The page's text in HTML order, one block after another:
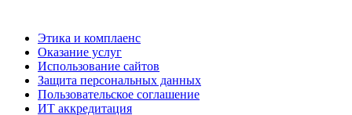
Этика и комплаенс
Оказание услуг
Использование сайтов
Защита персональных данных
Пользовательское соглашение
ИТ аккредитация